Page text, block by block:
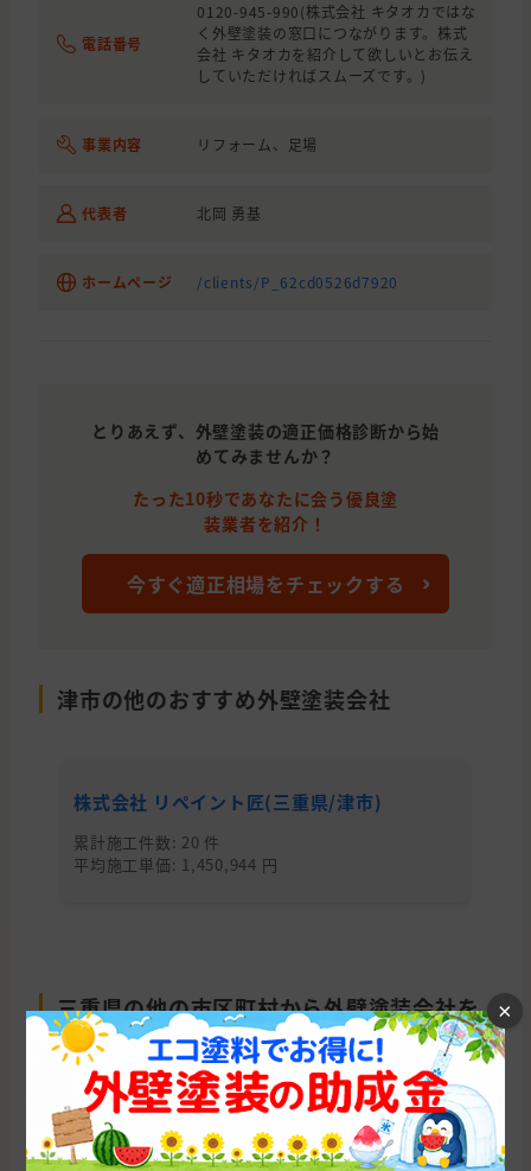
電話番号
0120-945-990(株式会社 キタオカではな
く外壁塗装の窓口につながります。株式
会社 キタオカを紹介して欲しいとお伝え
していただければスムーズです。)
事業内容 リフォーム、足場
代表者 北岡 勇基
ホームページ /clients/P_62cd0526d7920
とりあえず、外壁塗装の適正価格診断から始
めてみませんか？
たった10秒であなたに会う優良塗
装業者を紹介！
今すぐ適正相場をチェックする
津市の他のおすすめ外壁塗装会社
株式会社 リペイント匠(三重県/津市)
累計施工件数: 20 件
平均施工単価: 1,450,944 円
三重県の他の市区町村から外壁塗装会社を
探す
津市 四日市市 鈴鹿市 桑名市 松阪市 伊勢市 名張市
三重郡
伊賀市 いなべ市 亀山市 度会郡 員弁郡 多気郡
志摩市 尾鷲市 鳥羽市 北牟婁郡 桑名郡 熊野市
×